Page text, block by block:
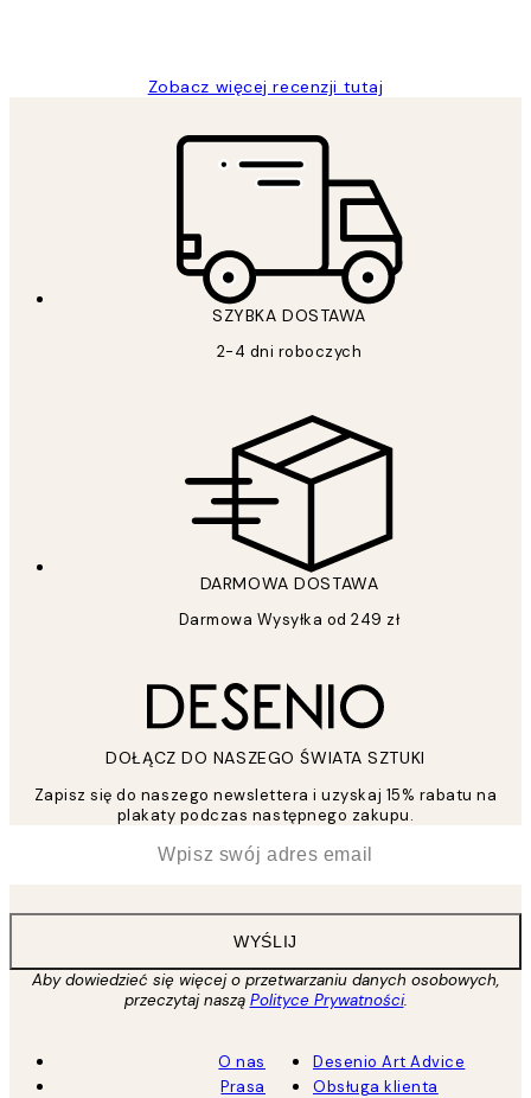
Zobacz więcej recenzji tutaj
SZYBKA DOSTAWA
2-4 dni roboczych
DARMOWA DOSTAWA
Darmowa Wysyłka od 249 zł
DOŁĄCZ DO NASZEGO ŚWIATA SZTUKI
Zapisz się do naszego newslettera i uzyskaj 15% rabatu na
plakaty podczas następnego zakupu.
WYŚLIJ
Aby dowiedzieć się więcej o przetwarzaniu danych osobowych,
przeczytaj naszą Polityce Prywatności.
O nas
Prasa
Desenio Art Advice
Obsługa klienta